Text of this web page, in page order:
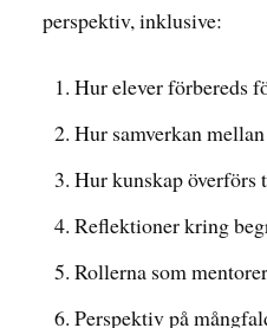
perspektiv, inklusive:
Hur elever förbereds
Hur samverkan
Hur kunskap överförs
Reflektioner kring
Rollerna som
Perspektiv på